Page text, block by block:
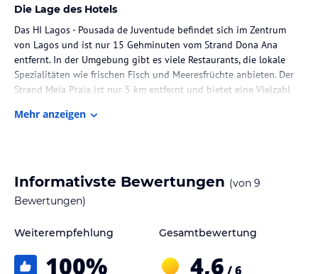
Die Lage des Hotels
Das HI Lagos - Pousada de Juventude befindet sich im Zentrum
von Lagos und ist nur 15 Gehminuten vom Strand Dona Ana
entfernt. In der Umgebung gibt es viele Restaurants, die lokale
Spezialitäten wie frischen Fisch und Meeresfrüchte anbieten. Der
Strand Meia Praia ist nur 5 km entfernt und bietet eine Vielzahl
sind ebenfalls leicht zu erreichen.
Zweibettzimmer und Schlafsäle. Die meisten Zweibettzimmer
verfügen über ein eigenes Bad, während alle anderen Zimmer
in den öffentlichen Bereichen verfügbar und es gibt auch eine
Mehr anzeigen
Informativste Bewertungen (von 9
Bewertungen)
Weiterempfehlung
100%
Gesamtbewertung
4,6 / 6